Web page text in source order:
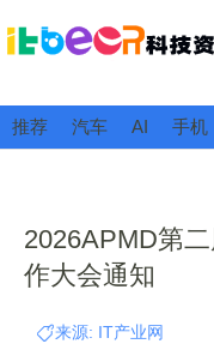
推荐 汽车 AI 手机
2026APMD第
作大会通知
来源: IT产业网